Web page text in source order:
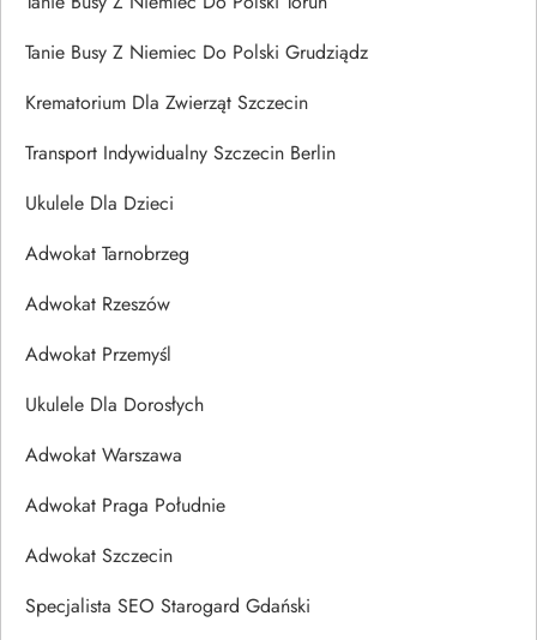
Tanie Busy Z Niemiec Do Polski Grudziądz
Krematorium Dla Zwierząt Szczecin
Transport Indywidualny Szczecin Berlin
Ukulele Dla Dzieci
Adwokat Tarnobrzeg
Adwokat Rzeszów
Adwokat Przemyśl
Ukulele Dla Dorosłych
Adwokat Warszawa
Adwokat Praga Południe
Adwokat Szczecin
Specjalista SEO Starogard Gdański